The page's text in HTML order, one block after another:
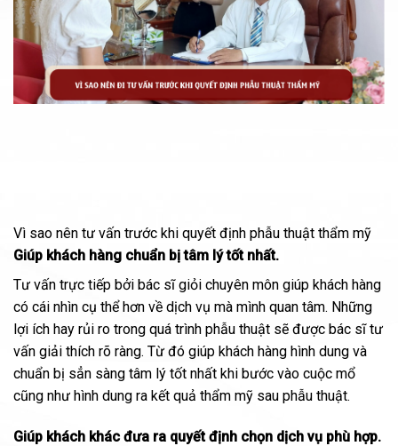
Vì sao nên tư vấn trước khi quyết định phẫu thuật thẩm mỹ
Giúp khách hàng chuẩn bị tâm lý tốt nhất.
Tư vấn trực tiếp bởi bác sĩ giỏi chuyên môn giúp khách hàng
có cái nhìn cụ thể hơn về dịch vụ mà mình quan tâm. Những
lợi ích hay rủi ro trong quá trình phẫu thuật sẽ được bác sĩ tư
vấn giải thích rõ ràng. Từ đó giúp khách hàng hình dung và
chuẩn bị sẳn sàng tâm lý tốt nhất khi bước vào cuộc mổ
cũng như hình dung ra kết quả thẩm mỹ sau phẫu thuật.
Giúp khách khác đưa ra quyết định chọn dịch vụ phù hợp.